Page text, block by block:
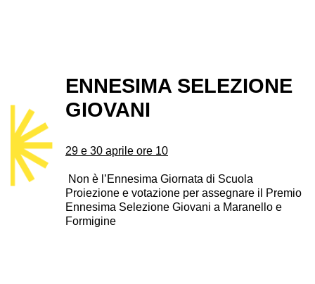
ENNESIMA SELEZIONE
GIOVANI
29 e 30 aprile ore 10
Non è l’Ennesima Giornata di Scuola
Proiezione e votazione per assegnare il Premio
Ennesima Selezione Giovani a Maranello e
Formigine